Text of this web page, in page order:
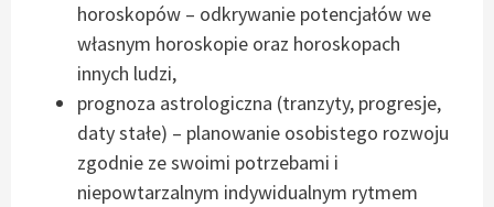
horoskopów – odkrywanie potencjałów we
własnym horoskopie oraz horoskopach
innych ludzi,
prognoza astrologiczna (tranzyty, progresje,
daty stałe) – planowanie osobistego rozwoju
zgodnie ze swoimi potrzebami i
niepowtarzalnym indywidualnym rytmem